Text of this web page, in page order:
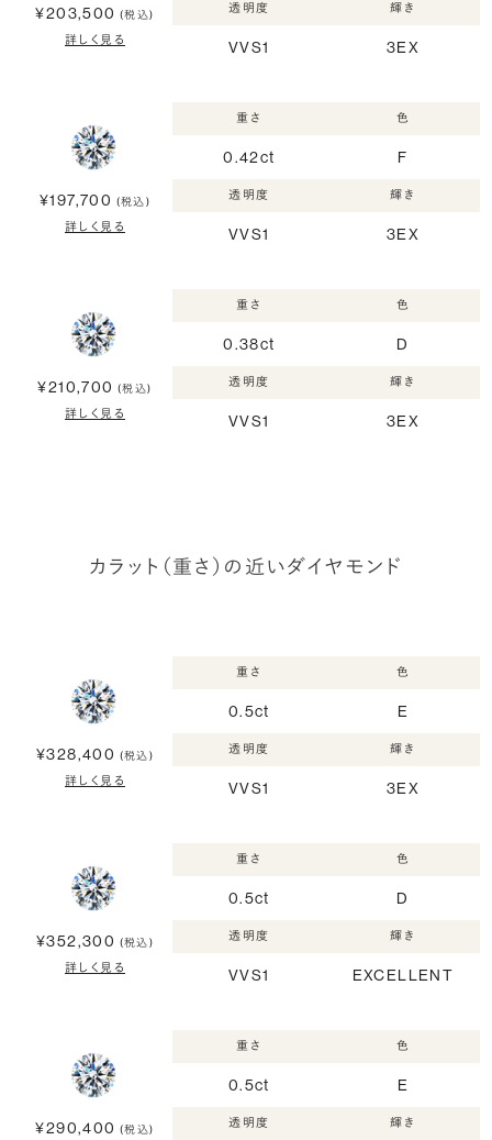
¥203,500 (税込)
詳しく見る
透明度
VVS1
輝き
3EX
¥197,700 (税込)
詳しく見る
重さ
0.42ct
色
F
透明度
VVS1
輝き
3EX
¥210,700 (税込)
詳しく見る
重さ
0.38ct
色
D
透明度
VVS1
輝き
3EX
カラット（重さ）の近いダイヤモンド
¥328,400 (税込)
詳しく見る
重さ
0.5ct
色
E
透明度
VVS1
輝き
3EX
¥352,300 (税込)
詳しく見る
重さ
0.5ct
色
D
透明度
VVS1
輝き
EXCELLENT
¥290,400 (税込)
重さ
0.5ct
色
E
透明度 輝き